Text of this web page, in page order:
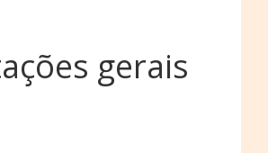
gerais